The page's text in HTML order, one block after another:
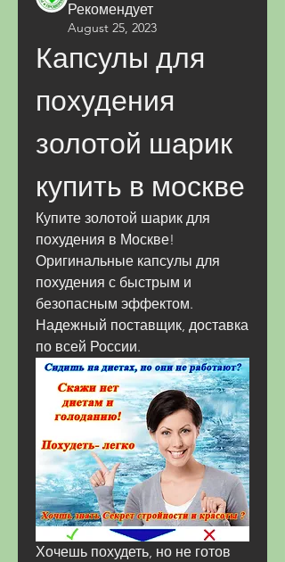
Рекомендует
August 25, 2023
Капсулы для
похудения
золотой шарик
купить в москве
Купите золотой шарик для
похудения в Москве!
Оригинальные капсулы для
похудения с быстрым и
безопасным эффектом.
Надежный поставщик, доставка
по всей России.
Хочешь похудеть, но не готов